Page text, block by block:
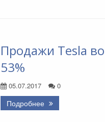
Продажи Tesla
53%
05.07.2017 0
Подробнее